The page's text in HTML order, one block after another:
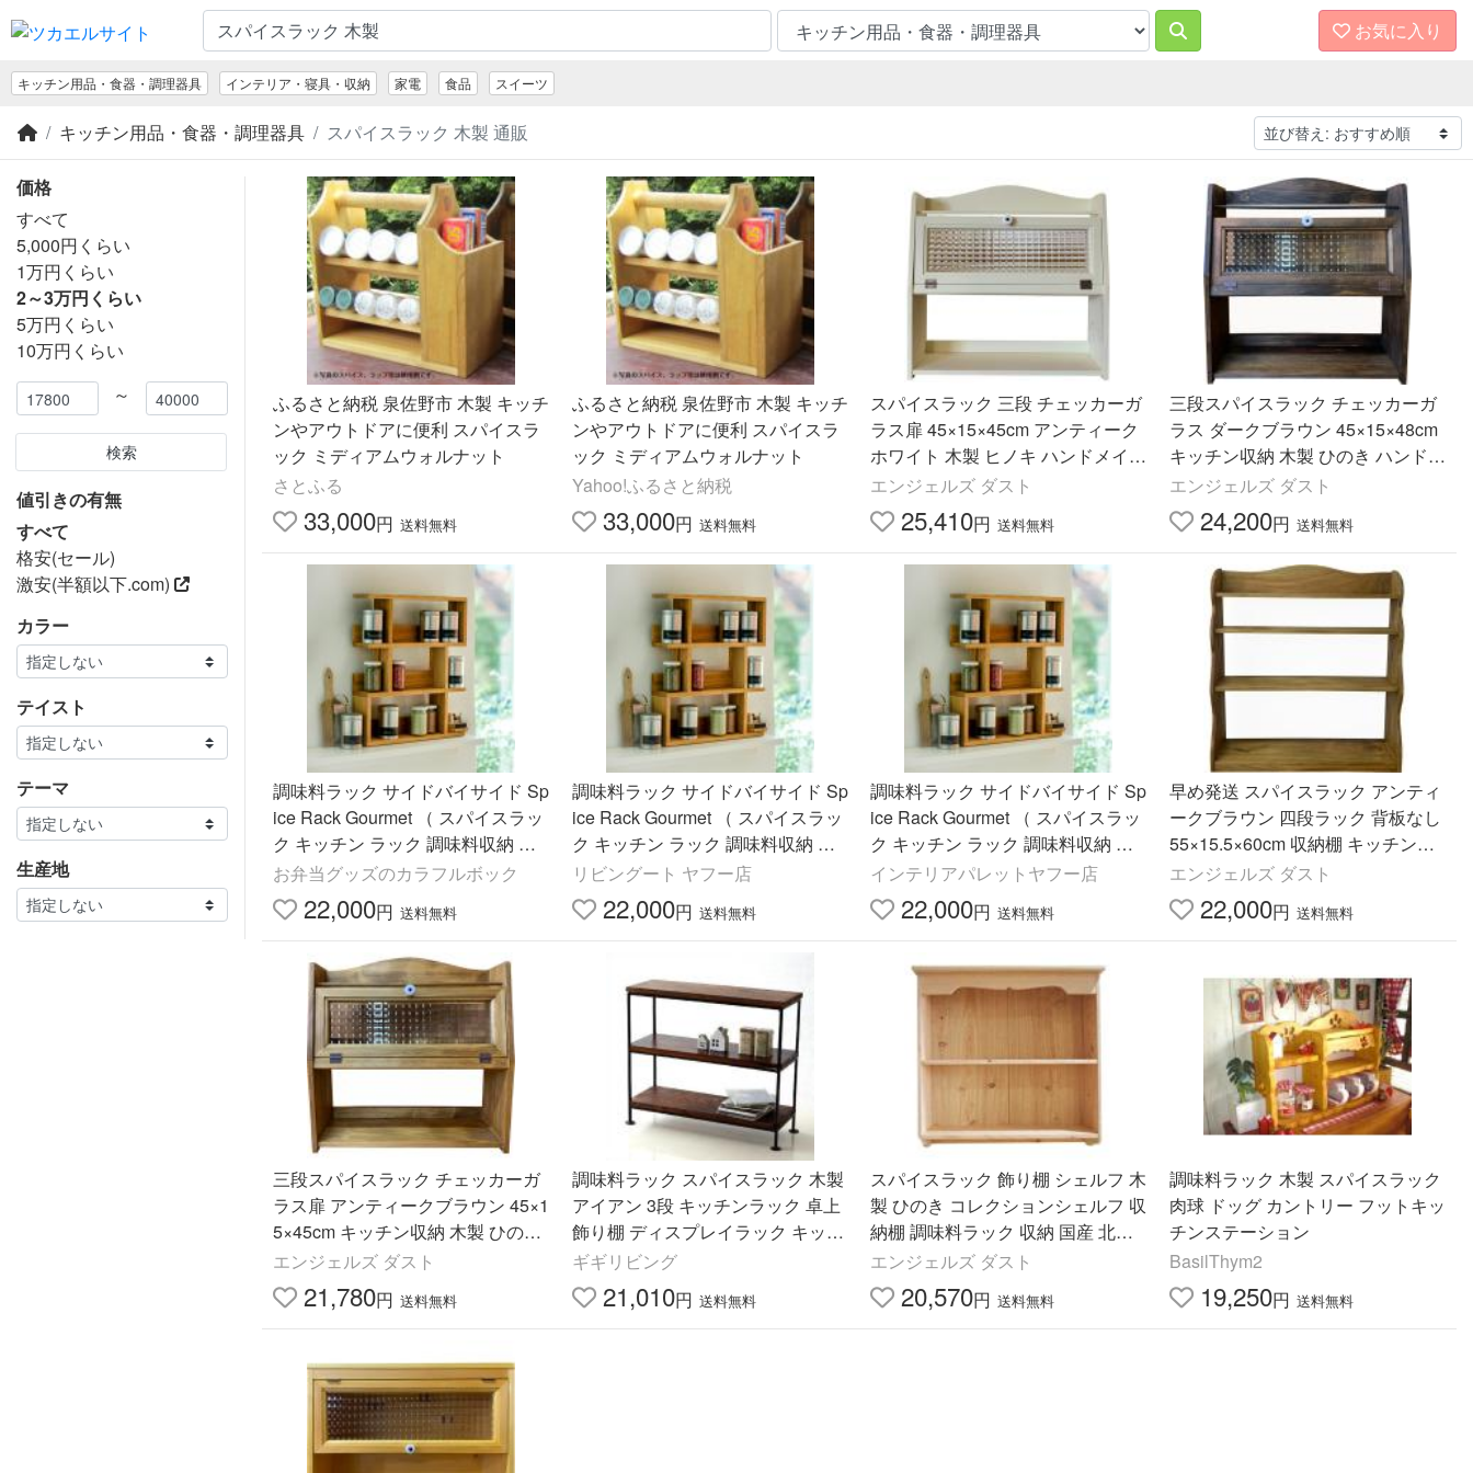
お気に入り
キッチン用品・食器・調理器具 インテリア・寝具・収納 家電 食品 スイーツ
キッチン用品・食器・調理器具 スパイスラック 木製 通販
価格
すべて
5,000円くらい
1万円くらい
2～3万円くらい
5万円くらい
10万円くらい
～
検索
値引きの有無
すべて
格安(セール)
激安(半額以下.com)
カラー
テイスト
テーマ
生産地
ふるさと納税 泉佐野市 木製 キッチ
ンやアウトドアに便利 スパイスラ
ック ミディアムウォルナット
さとふる
33,000円 送料無料
ふるさと納税 泉佐野市 木製 キッチ
ンやアウトドアに便利 スパイスラ
ック ミディアムウォルナット
Yahoo!ふるさと納税
33,000円 送料無料
スパイスラック 三段 チェッカーガ
ラス扉 45×15×45cm アンティーク
ホワイト 木製 ヒノキ ハンドメイド
受注製作
エンジェルズ ダスト
25,410円 送料無料
三段スパイスラック チェッカーガ
ラス ダークブラウン 45×15×48cm
キッチン収納 木製 ひのき ハンドメ
イド 受注製作
エンジェルズ ダスト
24,200円 送料無料
調味料ラック サイドバイサイド Sp
ice Rack Gourmet （ スパイスラッ
ク キッチン ラック 調味料収納 小
物入れ スパイス収納 木製 ）
お弁当グッズのカラフルボック
22,000円 送料無料
調味料ラック サイドバイサイド Sp
ice Rack Gourmet （ スパイスラッ
ク キッチン ラック 調味料収納 小
物入れ スパイス収納 木製 ）
リビングート ヤフー店
22,000円 送料無料
調味料ラック サイドバイサイド Sp
ice Rack Gourmet （ スパイスラッ
ク キッチン ラック 調味料収納 小
物入れ スパイス収納 木製 ）
インテリアパレットヤフー店
22,000円 送料無料
早め発送 スパイスラック アンティ
ークブラウン 四段ラック 背板なし
55×15.5×60cm 収納棚 キッチン収
納 棚板三枚 三段 木製 ひのき ハン
ドメイド 受注製作
エンジェルズ ダスト
22,000円 送料無料
三段スパイスラック チェッカーガ
ラス扉 アンティークブラウン 45×1
5×45cm キッチン収納 木製 ひのき
ハンドメイド 受注製作
エンジェルズ ダスト
21,780円 送料無料
調味料ラック スパイスラック 木製
アイアン 3段 キッチンラック 卓上
飾り棚 ディスプレイラック キッチ
ン収納棚 シーシャムウッド三段棚
M
ギギリビング
21,010円 送料無料
スパイスラック 飾り棚 シェルフ 木
製 ひのき コレクションシェルフ 収
納棚 調味料ラック 収納 国産 北欧
カントリー アンティーク 無塗装白
木 受注製作
エンジェルズ ダスト
20,570円 送料無料
調味料ラック 木製 スパイスラック
肉球 ドッグ カントリー フットキッ
チンステーション
BasilThym2
19,250円 送料無料